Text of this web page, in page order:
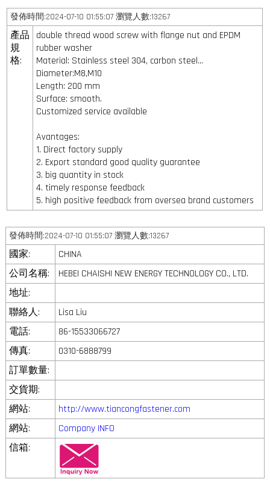
發佈時間:2024-07-10 01:55:07 瀏覽人數:13267
產品
規
格:
double thread wood screw with flange nut and EPDM
rubber washer
Material: Stainless steel 304, carbon steel...
Diameter:M8,M10
Length: 200 mm
Surface: smooth.
Customized service available
Avantages:
1. Direct factory supply
2. Export standard good quality guarantee
3. big quantity in stock
4. timely response feedback
5. high positive feedback from oversea brand customers
發佈時間:2024-07-10 01:55:07 瀏覽人數:13267
國家:
CHINA
公司名稱:
HEBEI CHAISHI NEW ENERGY TECHNOLOGY CO., LTD.
地址:
聯絡人:
Lisa Liu
電話:
86-15533066727
傳真:
0310-6888799
訂單數量:
交貨期:
網站:
http://www.tiancongfastener.com
網站:
Company INFO
信箱: